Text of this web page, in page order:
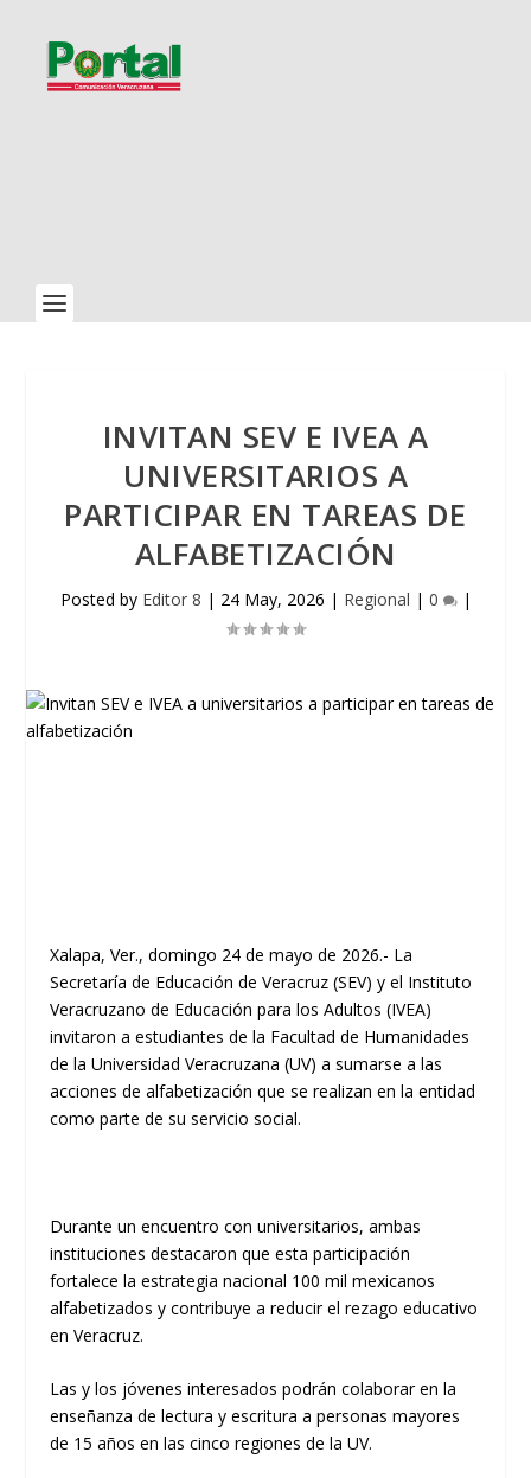
INVITAN SEV E IVEA A
UNIVERSITARIOS A
PARTICIPAR EN TAREAS DE
ALFABETIZACIÓN
Posted by Editor 8 | 24 May, 2026 | Regional | 0 |
Xalapa, Ver., domingo 24 de mayo de 2026.- La
Secretaría de Educación de Veracruz (SEV) y el Instituto
Veracruzano de Educación para los Adultos (IVEA)
invitaron a estudiantes de la Facultad de Humanidades
de la Universidad Veracruzana (UV) a sumarse a las
acciones de alfabetización que se realizan en la entidad
como parte de su servicio social.
Durante un encuentro con universitarios, ambas
instituciones destacaron que esta participación
fortalece la estrategia nacional 100 mil mexicanos
alfabetizados y contribuye a reducir el rezago educativo
en Veracruz.
Las y los jóvenes interesados podrán colaborar en la
enseñanza de lectura y escritura a personas mayores
de 15 años en las cinco regiones de la UV.